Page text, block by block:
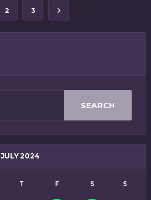
2 3
SEARCH
JULY 2024
T F S S